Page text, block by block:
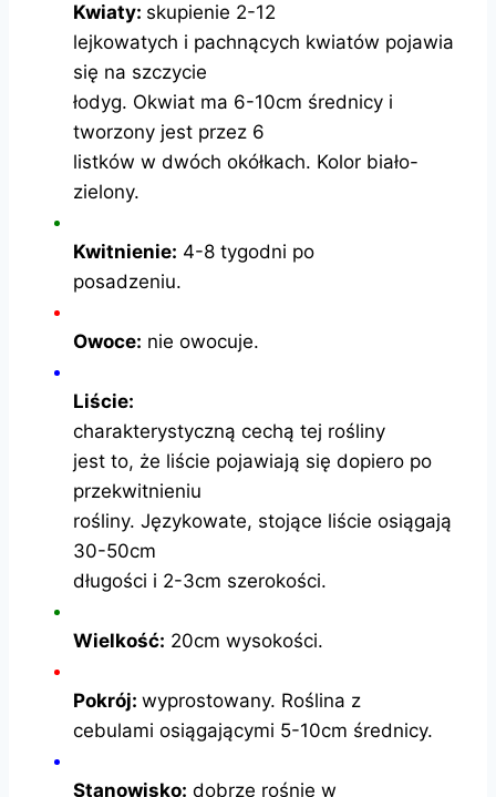
Kwiaty: skupienie 2-12
lejkowatych i pachnących kwiatów pojawia
się na szczycie
łodyg. Okwiat ma 6-10cm średnicy i
tworzony jest przez 6
listków w dwóch okółkach. Kolor biało-
zielony.
Kwitnienie: 4-8 tygodni po
posadzeniu.
Owoce: nie owocuje.
Liście:
charakterystyczną cechą tej rośliny
jest to, że liście pojawiają się dopiero po
przekwitnieniu
rośliny. Językowate, stojące liście osiągają
30-50cm
długości i 2-3cm szerokości.
Wielkość: 20cm wysokości.
Pokrój: wyprostowany. Roślina z
cebulami osiągającymi 5-10cm średnicy.
Stanowisko: dobrze rośnie w